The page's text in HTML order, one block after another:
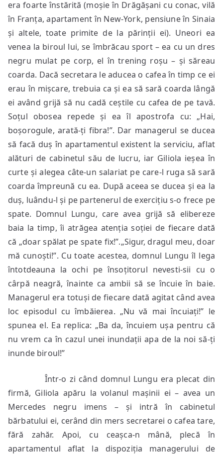
era foarte înstărită (moșie în Drăgășani cu conac, vilă
în Franța, apartament în New-York, pensiune în Sinaia
și altele, toate primite de la părinții ei). Uneori ea
venea la biroul lui, se îmbrăcau sport – ea cu un dres
negru mulat pe corp, el în trening roșu – și săreau
coarda. Dacă secretara le aducea o cafea în timp ce ei
erau în mișcare, trebuia ca și ea să sară coarda lângă
ei având grijă să nu cadă ceștile cu cafea de pe tavă.
Soțul obosea repede și ea îl apostrofa cu: „Hai,
boșorogule, arată-ți fibra!”. Dar managerul se ducea
să facă duș în apartamentul existent la serviciu, aflat
alături de cabinetul său de lucru, iar Giliola ieșea în
curte și alegea câte-un salariat pe care-l ruga să sară
coarda împreună cu ea. După aceea se ducea și ea la
duș, luându-l și pe partenerul de exercițiu s-o frece pe
spate. Domnul Lungu, care avea grijă să elibereze
baia la timp, îi atrăgea atenția soției de fiecare dată
că „doar spălat pe spate fix!”.„Sigur, dragul meu, doar
mă cunoști!”. Cu toate acestea, domnul Lungu îl lega
întotdeauna la ochi pe însoțitorul nevesti-sii cu o
cârpă neagră, înainte ca ambii să se încuie în baie.
Managerul era totuși de fiecare dată agitat când avea
loc episodul cu îmbăierea. „Nu vă mai încuiați!” le
spunea el. Ea replica: „Ba da, încuiem ușa pentru că
nu vrem ca în cazul unei inundații apa de la noi să-ți
inunde biroul!”
Într-o zi când domnul Lungu era plecat din
firmă, Giliola apăru la volanul mașinii ei – avea un
Mercedes negru imens – și intră în cabinetul
bărbatului ei, cerând din mers secretarei o cafea tare,
fără zahăr. Apoi, cu ceașca-n mână, plecă în
apartamentul aflat la dispoziția managerului de